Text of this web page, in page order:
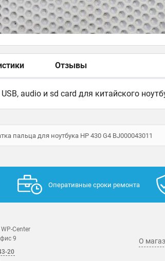
Отзывы
audio и sd card для китайского
пальца для ноутбука HP 430 G4 BJ000043011
Оперативные сроки ремонта
Center
9
20
О